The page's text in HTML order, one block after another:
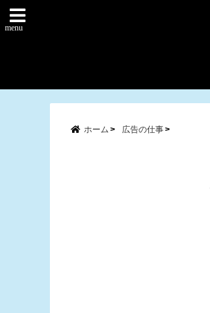
menu
ホーム 広告の仕事